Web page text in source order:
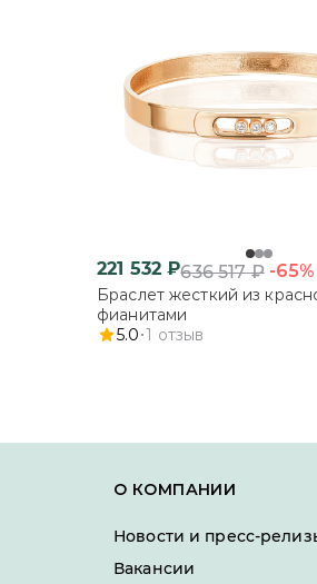
221 532 ₽636 517₽ -65%
Браслет жесткий из
фианитами
5.0 1 отзыв
О КОМПАНИИ
Новости и пресс-
Вакансии